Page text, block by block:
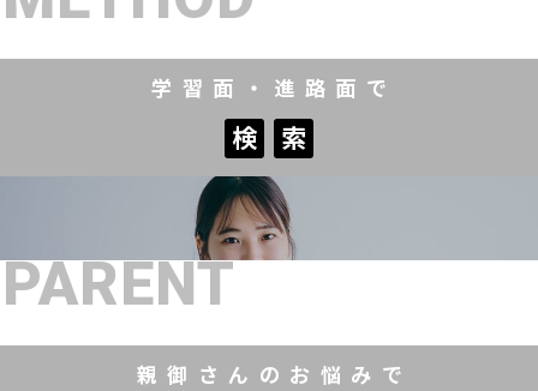
学習面・進路面で
検 索
検 索
親御さんのお悩みで
PARENT